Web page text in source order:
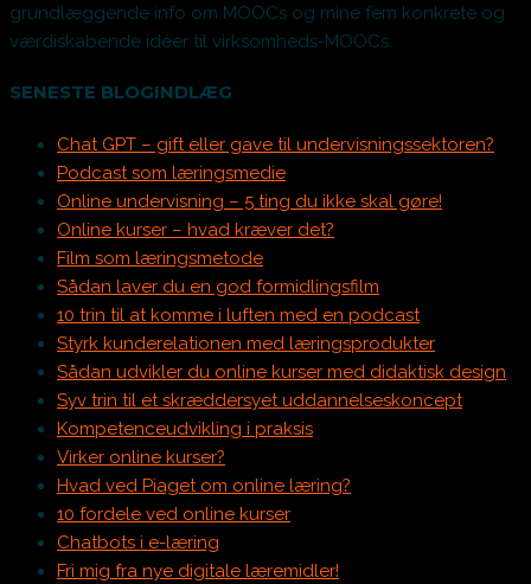
grundlæggende info om MOOCs og mine fem konkrete og
værdiskabende idéer til virksomheds-MOOCs.
SENESTE BLOGINDLÆG
Chat GPT – gift eller gave til undervisningssektoren?
Podcast som læringsmedie
Online undervisning – 5 ting du ikke skal gøre!
Online kurser – hvad kræver det?
Film som læringsmetode
Sådan laver du en god formidlingsfilm
10 trin til at komme i luften med en podcast
Styrk kunderelationen med læringsprodukter
Sådan udvikler du online kurser med didaktisk design
Syv trin til et skræddersyet uddannelseskoncept
Kompetenceudvikling i praksis
Virker online kurser?
Hvad ved Piaget om online læring?
10 fordele ved online kurser
Chatbots i e-læring
Fri mig fra nye digitale læremidler!